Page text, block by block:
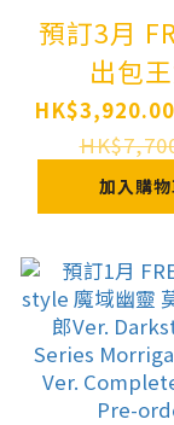
預訂3月
出包
唯 兔女郎
Love-
Bunny
Complete
Pre-
加入購